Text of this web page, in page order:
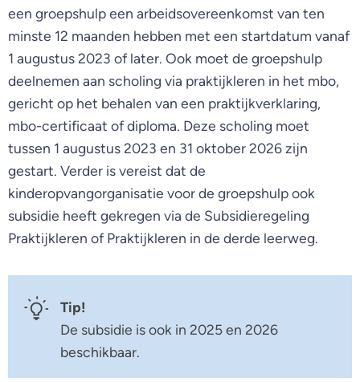
een groepshulp een arbeidsovereenkomst van ten
minste 12 maanden hebben met een startdatum vanaf
1 augustus 2023 of later. Ook moet de groepshulp
deelnemen aan scholing via praktijkleren in het mbo,
gericht op het behalen van een praktijkverklaring,
mbo-certificaat of diploma. Deze scholing moet
tussen 1 augustus 2023 en 31 oktober 2026 zijn
gestart. Verder is vereist dat de
kinderopvangorganisatie voor de groepshulp ook
subsidie heeft gekregen via de Subsidieregeling
Praktijkleren of Praktijkleren in de derde leerweg.
Tip!
De subsidie is ook in 2025 en 2026
beschikbaar.